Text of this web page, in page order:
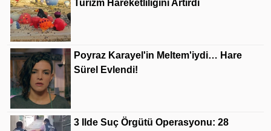
Turizm Hareketliliğini Artırdı
Poyraz Karayel'in Meltem'iydi… Hare
Sürel Evlendi!
3 Ilde Suç Örgütü Operasyonu: 28